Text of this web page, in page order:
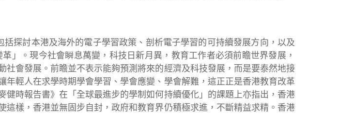
討本港及海外的電子學習政策、剖析電子學習的可持續發展方向，以及
」。現今社會瞬息萬變，科技日新月異，教育工作者必須前瞻世界發展，
會發展。前瞻並不表示能夠預測將來的經濟及科技發展，而是要泰然地接
輕人在求學時期學會學習、學會應變、學會解難，這正正是香港教育改革
時報告書》在「全球最進步的學制如何持續優化」的課題上亦指出，香港
樣，香港並無固步自封，政府和教育界仍積極求進，不斷精益求精。香港